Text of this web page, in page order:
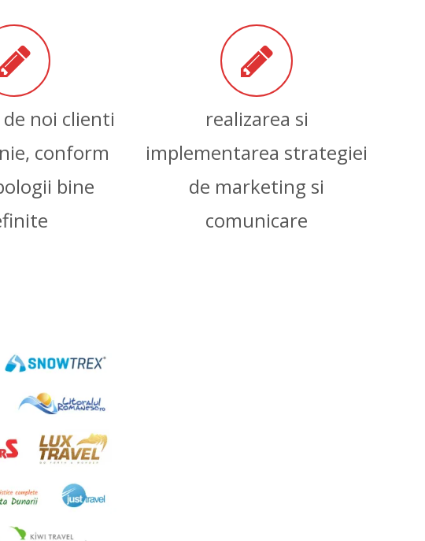
noi clienti
conform
bine
realizarea si
implementarea strategiei
de marketing si
comunicare